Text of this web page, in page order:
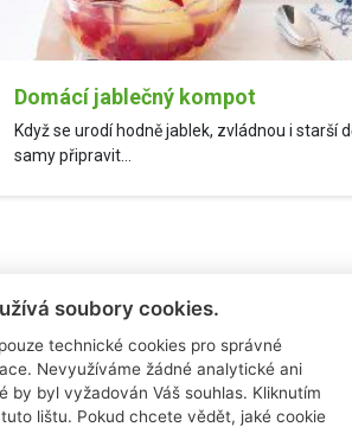
Domácí jablečný kompot
Když se urodí hodně jablek, zvládnou i starší
samy připravit...
e-mail:
soubory cookies.
technické cookies pro správné
Nevyužíváme žádné analytické ani
by byl vyžadován Váš souhlas. Kliknutím
lištu. Pokud chcete vědět, jaké cookie